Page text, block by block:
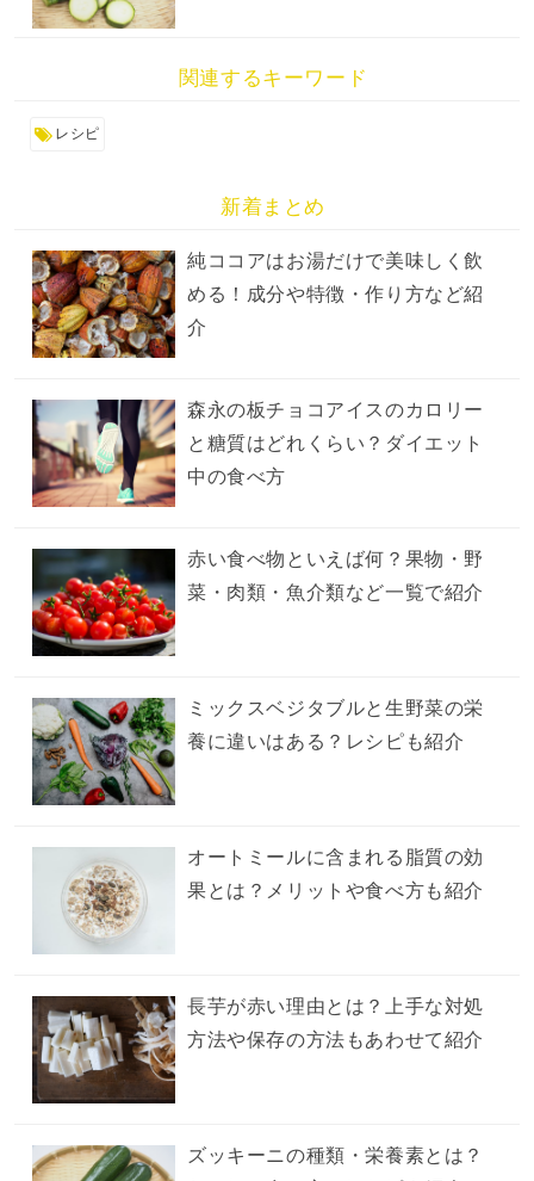
関連するキーワード
レシピ
新着まとめ
純ココアはお湯だけで美味しく飲
める！成分や特徴・作り方など紹
介
森永の板チョコアイスのカロリー
と糖質はどれくらい？ダイエット
中の食べ方
赤い食べ物といえば何？果物・野
菜・肉類・魚介類など一覧で紹介
ミックスベジタブルと生野菜の栄
養に違いはある？レシピも紹介
オートミールに含まれる脂質の効
果とは？メリットや食べ方も紹介
長芋が赤い理由とは？上手な対処
方法や保存の方法もあわせて紹介
ズッキーニの種類・栄養素とは？